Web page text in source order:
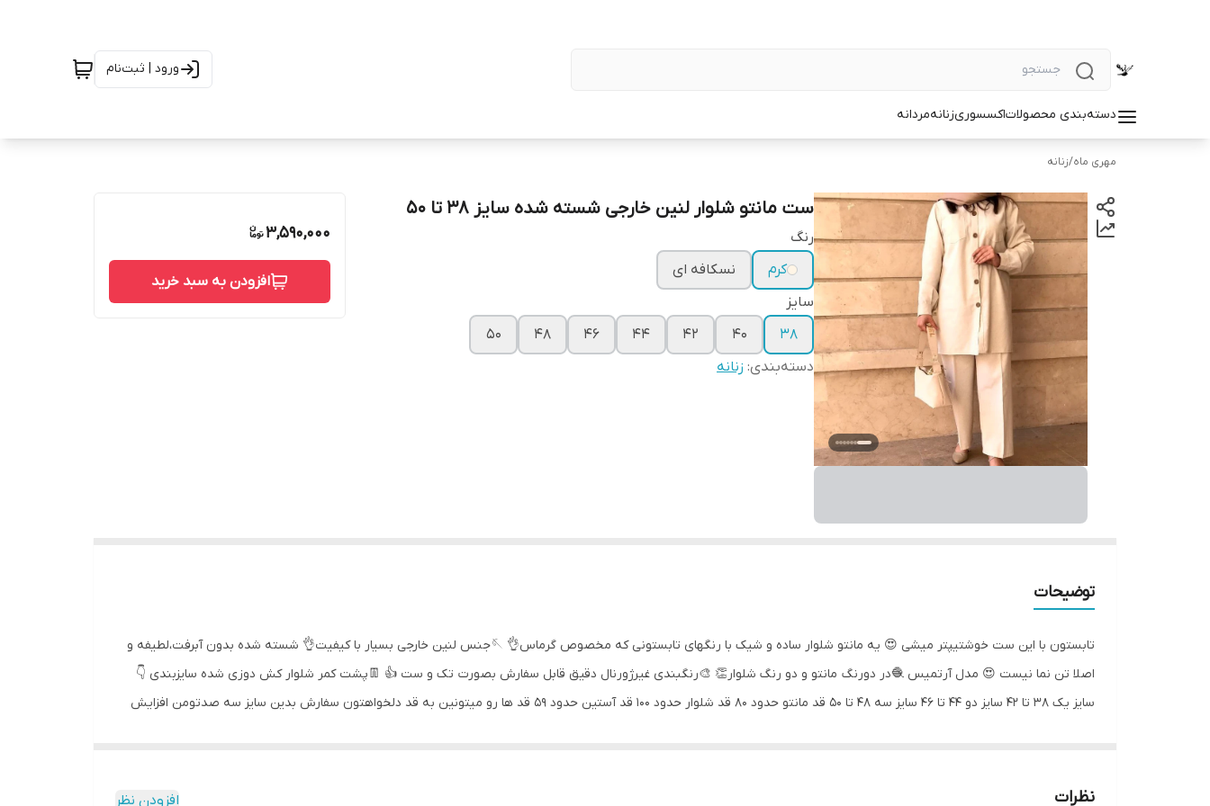
ورود | ثبت‌نام
دسته‌بندی محصولاتاکسسوریزنانهمردانه
مهری ماه/زنانه
ست مانتو شلوار لنین خارجی شسته شده سایز 38 تا 50
رنگ
کرم
نسکافه ای
سایز
۳۸
۴۰ ۴۲ ۴۴ ۴۶ ۴۸
۵۰
دسته‌بندی: زنانه
3,590,000
افزودن به سبد خرید
توضیحات
تابستون با این ست خوشتیپتر میشی 😍 یه مانتو شلوار ساده و شیک با رنگهای تابستونی که مخصوص گرماس👌 🪡جنس لنین خارجی بسیار با کیفیت👌 شسته شده بدون آبرفت،لطیفه و
اصلا تن نما نیست 😍 مدل آرتمیس 🧶در دورنگ مانتو و دو رنگ شلوار👏 🎨رنگبندی غیرژورنال دقیق قابل سفارش بصورت تک و ست 👍 👖پشت کمر شلوار کش دوزی شده سایزبندی 👇
سایز یک ۳۸ تا ۴۲ سایز دو ۴۴ تا ۴۶ سایز سه ۴۸ تا ۵۰ قد مانتو حدود ۸۰ قد شلوار حدود ۱۰۰ قد آستین حدود ۵۹ قد ها رو میتونین به قد دلخواهتون سفارش بدین سایز سه صدتومن افزایش
نظرات افزودن نظر